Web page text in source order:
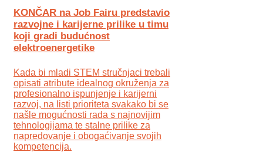
KONČAR na Job Fairu predstavio
razvojne i karijerne prilike u timu
koji gradi budućnost
elektroenergetike
Kada bi mladi STEM stručnjaci trebali
opisati atribute idealnog okruženja za
profesionalno ispunjenje i karijerni
razvoj, na listi prioriteta svakako bi se
našle mogućnosti rada s najnovijim
tehnologijama te stalne prilike za
napredovanje i obogaćivanje svojih
kompetencija.